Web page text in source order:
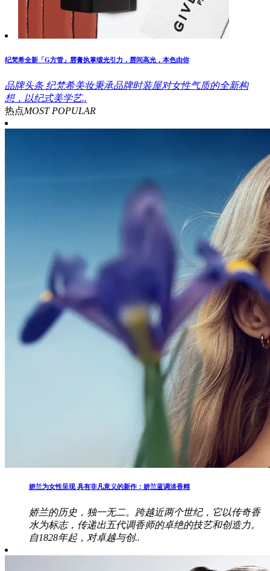
纪梵希全新「G方管」唇膏执掌缎光引力，唇间高光，本色由你
品牌头条 纪梵希美妆秉承品牌时装屋对女性气质的全新构
想，以纪式美学艺..
热点MOST POPULAR
娇兰为女性呈现 具有非凡意义的新作：娇兰蓝调淡香精
娇兰的历史，独一无二。跨越近两个世纪，它以传奇香
水为标志，传递出五代调香师的卓绝的技艺和创造力。
自1828年起，对卓越与创..